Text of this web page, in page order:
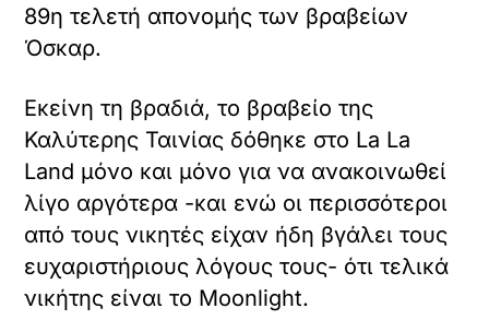
89η τελετή απονομής των βραβείων
Όσκαρ.
Εκείνη τη βραδιά, το βραβείο της
Καλύτερης Ταινίας δόθηκε στο La La
Land μόνο και μόνο για να ανακοινωθεί
λίγο αργότερα -και ενώ οι περισσότεροι
από τους νικητές είχαν ήδη βγάλει τους
ευχαριστήριους λόγους τους- ότι τελικά
νικήτης είναι το Moonlight.